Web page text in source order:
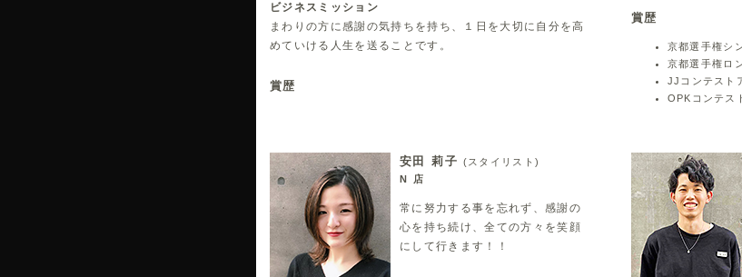
ビジネスミッション
まわりの方に感謝の気持ちを持ち、１日を大切に自分を高
めていける人生を送ることです。
賞歴
ロングアップ優勝
洋装ブライダル優勝
全日本選手権洋装ブライダル３位
アジア大会メイク＆アップグランプリ
世界大会メイク＆アップ４位
三都杯メイク＆カット最優秀メイク賞
KHAファイナリスト(９８‘９９’)
賞歴
京都選手権シ
京都選手権ロ
JJコンテスト
OPKコンテス
安田 莉子 (スタイリスト)
N 店
常に努力する事を忘れず、感謝の
心を持ち続け、全ての方々を笑顔
にして行きます！！